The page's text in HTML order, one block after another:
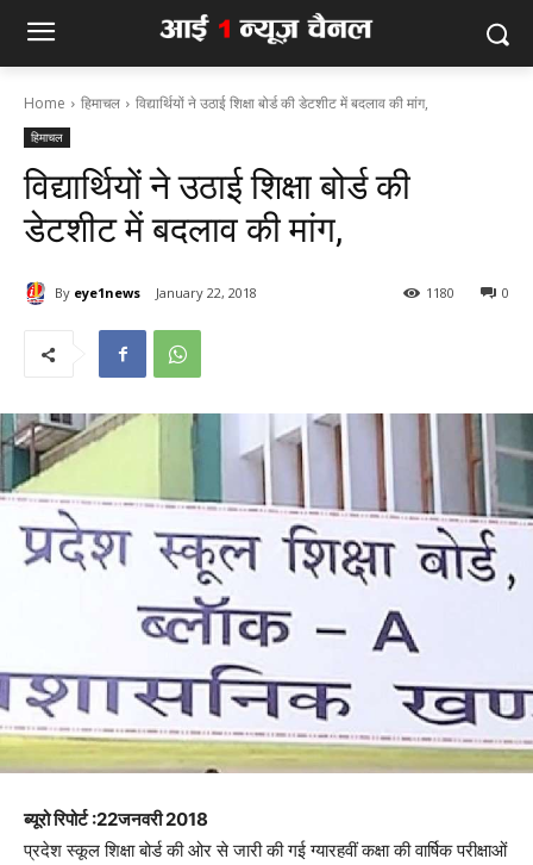
Home हिमाचल विद्यार्थियों ने उठाई शिक्षा बोर्ड की डेटशीट में बदलाव की मांग,
हिमाचल
विद्यार्थियों ने उठाई शिक्षा बोर्ड की
डेटशीट में बदलाव की मांग,
By eye1news January 22, 2018 0
1180
ब्यूरो रिपोर्ट :22जनवरी 2018
प्रदेश स्कूल शिक्षा बोर्ड की ओर से जारी की गई ग्यारहवीं कक्षा की वार्षिक परीक्षाओं